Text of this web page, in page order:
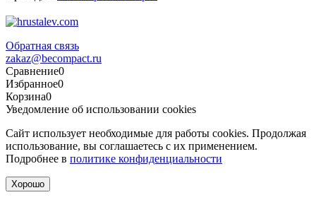
Обратная связь
zakaz@becompact.ru
Сравнение0
Избранное0
Корзина0
Уведомление об использовании cookies
Сайт использует необходимые для работы cookies. Продолжая
использование, вы соглашаетесь с их применением.
Подробнее в политике конфиденциальности
Хорошо